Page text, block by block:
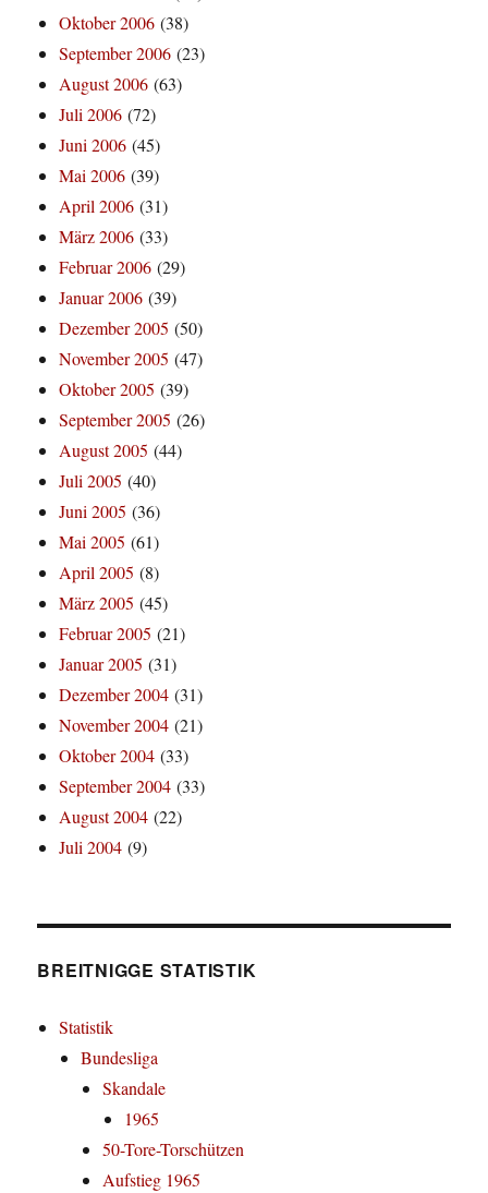
Oktober 2006 (38)
September 2006 (23)
August 2006 (63)
Juli 2006 (72)
Juni 2006 (45)
Mai 2006 (39)
April 2006 (31)
März 2006 (33)
Februar 2006 (29)
Januar 2006 (39)
Dezember 2005 (50)
November 2005 (47)
Oktober 2005 (39)
September 2005 (26)
August 2005 (44)
Juli 2005 (40)
Juni 2005 (36)
Mai 2005 (61)
April 2005 (8)
März 2005 (45)
Februar 2005 (21)
Januar 2005 (31)
Dezember 2004 (31)
November 2004 (21)
Oktober 2004 (33)
September 2004 (33)
August 2004 (22)
Juli 2004 (9)
BREITNIGGE STATISTIK
Statistik
Bundesliga
Skandale
1965
50-Tore-Torschützen
Aufstieg 1965